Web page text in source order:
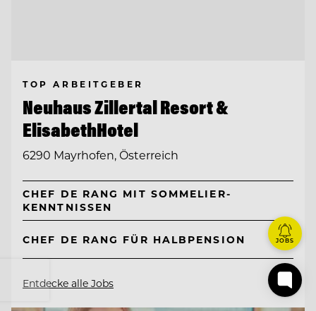
TOP ARBEITGEBER
Neuhaus Zillertal Resort &
ElisabethHotel
6290 Mayrhofen, Österreich
CHEF DE RANG MIT SOMMELIER-
KENNTNISSEN
CHEF DE RANG FÜR HALBPENSION
Entdecke alle Jobs
JOBS